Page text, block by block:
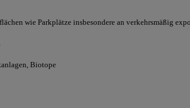
wie Parkplätze insbesondere an verkehrsmäßig
Biotope